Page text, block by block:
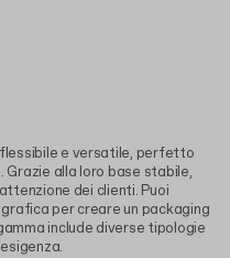
e versatile, perfetto
alla loro base stabile,
dei clienti. Puoi
per creare un packaging
include diverse tipologie